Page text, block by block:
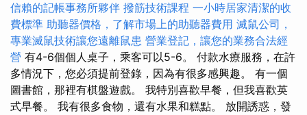
信賴的記帳事務所夥伴 撥筋技術課程 一小時居家清潔的收
費標準 助聽器價格，了解市場上的助聽器費用 滅鼠公司，
專業滅鼠技術讓您遠離鼠患 營業登記，讓您的業務合法經
營 有4-6個個人桌子，乘客可以5-6。 付款水療服務，在許
多情況下，您必須提前登錄，因為有很多感興趣。 有一個
圖書館，那裡有棋盤遊戲。 我特別喜歡早餐，但我喜歡英
式早餐。 我有很多食物，還有水果和糕點。 放開誘惑，發